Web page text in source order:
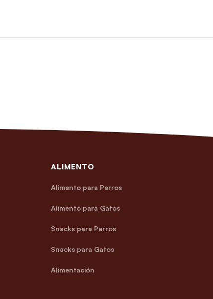
ALIMENTO
Alimento para Perros
Alimento para Gatos
Snacks para Perros
Snacks para Gatos
Alimentación